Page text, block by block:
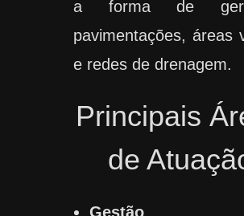
a forma de
pavimentações, áreas
e redes de drenagem.
Principais
de
Gestão